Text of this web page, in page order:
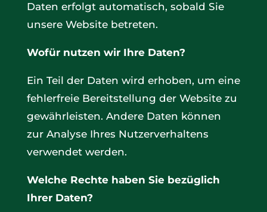
Daten erfolgt automatisch, sobald Sie
unsere Website betreten.
Wofür nutzen wir Ihre Daten?
Ein Teil der Daten wird erhoben, um eine
fehlerfreie Bereitstellung der Website zu
gewährleisten. Andere Daten können
zur Analyse Ihres Nutzerverhaltens
verwendet werden.
Welche Rechte haben Sie bezüglich
Ihrer Daten?